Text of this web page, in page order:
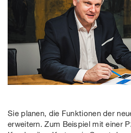
Sie planen, die Funktionen der
erweitern. Zum Beispiel mit einer